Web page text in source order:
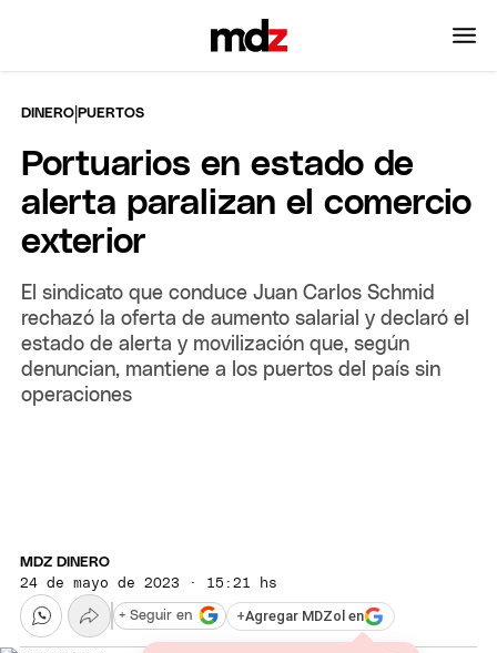
DINERO |PUERTOS
Portuarios en estado de
alerta paralizan el comercio
exterior
El sindicato que conduce Juan Carlos Schmid
rechazó la oferta de aumento salarial y declaró el
estado de alerta y movilización que, según
denuncian, mantiene a los puertos del país sin
operaciones
MDZ DINERO
24 de mayo de 2023 · 15:21 hs
+Agregar MDZol en
+ Seguir en